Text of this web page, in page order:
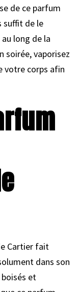
de ce parfum
suffit de le
long de la
soirée, vaporisez
votre corps afin
Cartier fait
dans son
boisés et